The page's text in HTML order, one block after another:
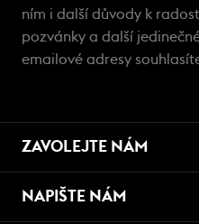
ním i další důvody k
pozvánky a další
emailové adresy
ZAVOLEJTE NÁM
NAPIŠTE NÁM